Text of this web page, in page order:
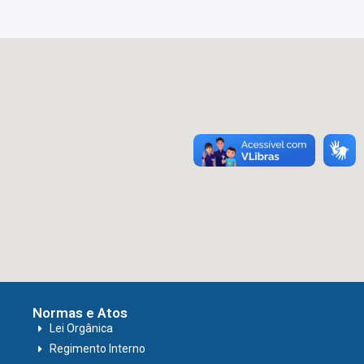
Normas e Atos
Lei Orgânica
Regimento Interno